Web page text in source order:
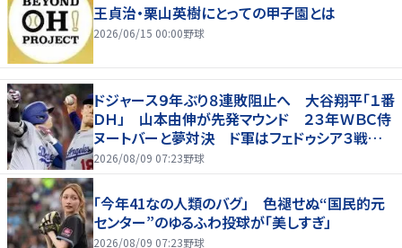
王貞治・栗山英樹にとっての甲子園とは
2026/06/15 00:00野球
ドジャース９年ぶり８連敗阻止へ 大谷翔平「１番
ＤＨ」 山本由伸が先発マウンド ２３年ＷＢＣ侍
ヌートバーと夢対決 ド軍はフェドゥシア３戦連
続先発マスク【両軍ラインナップ】
2026/08/09 07:23野球
「今年41なの人類のバグ」 色褪せぬ“国民的元
センター”のゆるふわ投球が「美しすぎ」
2026/08/09 07:23野球